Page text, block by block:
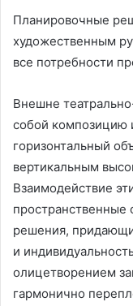
Планировочные
художественным
все потребности
Внешне
собой композицию
горизонтальный
вертикальным
Взаимодействие
пространственные
решения,
и
олицетворением
гармонично